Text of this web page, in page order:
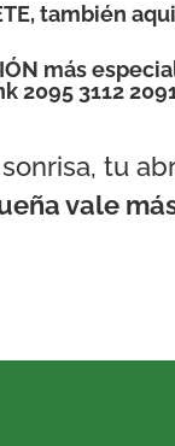
también
más
2095 3112
tu
vale